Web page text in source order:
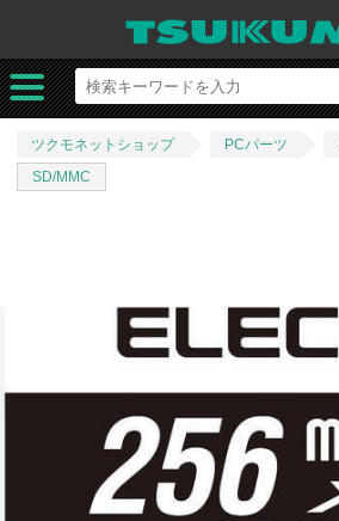
ツクモネットショップ PCパーツ
SD/MMC